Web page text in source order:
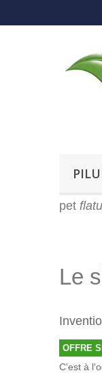
pet
Le
OFFRE
C'est à